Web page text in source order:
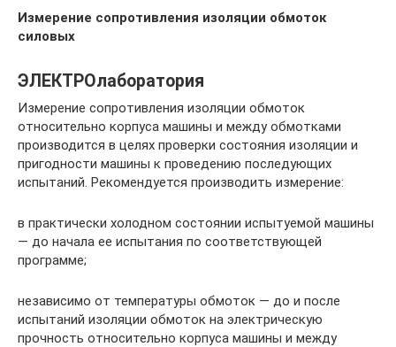
Измерение сопротивления изоляции обмоток
силовых
ЭЛЕКТРОлаборатория
Измерение сопротивления изоляции обмоток
относительно корпуса машины и между обмотками
производится в целях проверки состояния изоляции и
пригодности машины к проведению последующих
испытаний. Рекомендуется производить измерение:
в практически холодном состоянии испытуемой машины
— до начала ее испытания по соответствующей
программе;
независимо от температуры обмоток — до и после
испытаний изоляции обмоток на электрическую
прочность относительно корпуса машины и между